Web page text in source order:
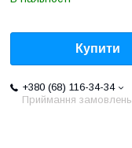
Купити
+380 (68) 116-34-34
Приймання замовлень